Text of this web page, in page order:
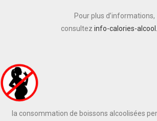
Pour plus d’informations,
consultez info-calories-
la consommation de boissons alcoolisées